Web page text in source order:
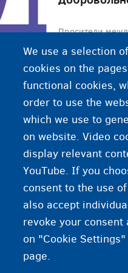
Просители
нелегально
любое время
страну
которое
билет на
своей поездке.
We use a selection
cookies on the
functional cookies,
order to use the
which we use to
on website. Video
display relevant
YouTube. If you
consent to the use
also accept
revoke your
on "Cookie
page.